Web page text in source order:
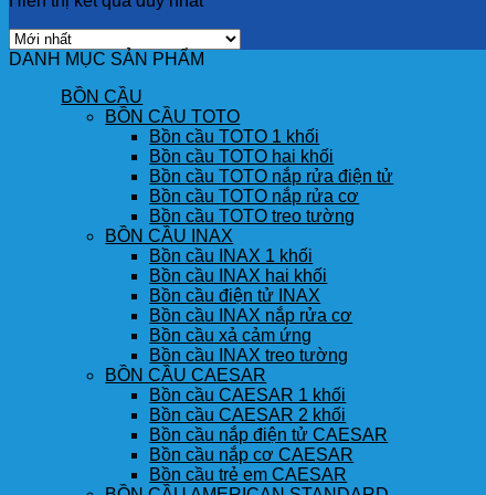
DANH MỤC SẢN PHẨM
BỒN CẦU
BỒN CẦU TOTO
Bồn cầu TOTO 1 khối
Bồn cầu TOTO hai khối
Bồn cầu TOTO nắp rửa điện tử
Bồn cầu TOTO nắp rửa cơ
Bồn cầu TOTO treo tường
BỒN CẦU INAX
Bồn cầu INAX 1 khối
Bồn cầu INAX hai khối
Bồn cầu điện tử INAX
Bồn cầu INAX nắp rửa cơ
Bồn cầu xả cảm ứng
Bồn cầu INAX treo tường
BỒN CẦU CAESAR
Bồn cầu CAESAR 1 khối
Bồn cầu CAESAR 2 khối
Bồn cầu nắp điện tử CAESAR
Bồn cầu nắp cơ CAESAR
Bồn cầu trẻ em CAESAR